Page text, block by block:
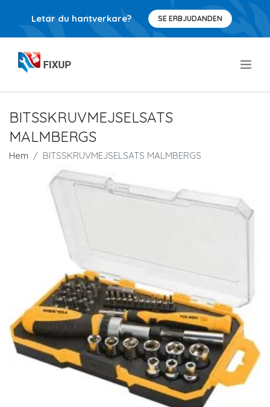
Letar du hantverkare? SE ERBJUDANDEN
BITSSKRUVMEJSELSATS
MALMBERGS
Hem BITSSKRUVMEJSELSATS MALMBERGS